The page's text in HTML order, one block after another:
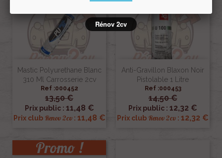
Mastic Polyurethane Blanc
310 Ml Carrosserie 2cv
Ref :000452
13,50 €
Prix public : 11,48 €
Prix club Renov 2cv: 11,48 €
Anti-Gravillon Blaxon Noir
Pistolable 1 Litre
Ref :000453
14,50 €
Prix public : 12,32 €
Prix club Renov 2cv : 12,32 €
Promo !
Rénov 2cv